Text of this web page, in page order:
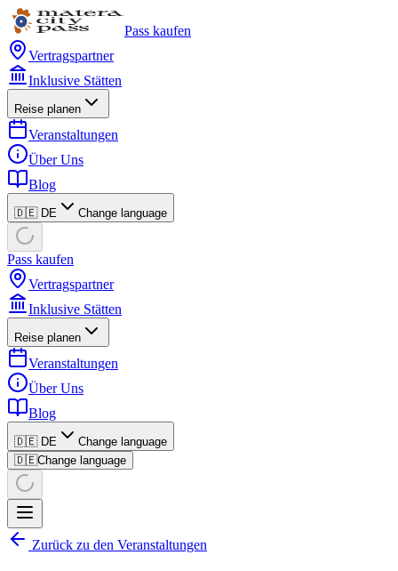
Pass kaufen
Vertragspartner
Inklusive Stätten
Reise planen
Veranstaltungen
Über Uns
Blog
🇩🇪 DE Change language
Pass kaufen
Vertragspartner
Inklusive Stätten
Reise planen
Veranstaltungen
Über Uns
Blog
🇩🇪 DE
Change language
🇩🇪Change language
Zurück zu den Veranstaltungen